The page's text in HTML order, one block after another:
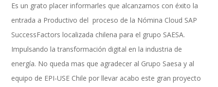
Implementación SAP SuccessFactors
Implementación Nómina Cloud Sap
Es un grato placer informarles que alcanzamos con éxito la
entrada a Productivo del proceso de la Nómina Cloud SAP
SuccessFactors localizada chilena para el grupo SAESA.
Impulsando la transformación digital en la industria de
energía. No queda mas que agradecer al Grupo Saesa y al
equipo de EPI-USE Chile por llevar acabo este gran proyecto